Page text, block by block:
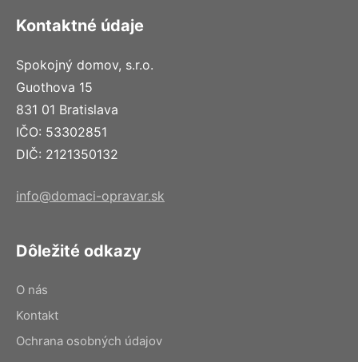
Kontaktné údaje
Spokojný domov, s.r.o.
Guothova 15
831 01 Bratislava
IČO: 53302851
DIČ: 2121350132
info@domaci-opravar.sk
Dôležité odkazy
O nás
Kontakt
Ochrana osobných údajov